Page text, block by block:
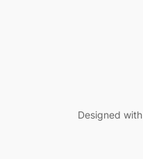
Designed with